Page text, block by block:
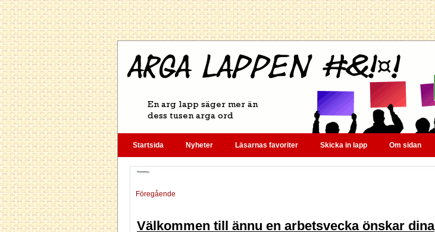
Startsida Nyheter Läsarnas favoriter Skicka in lapp Om sidan
Föregående
Välkommen till ännu en arbetsvecka önskar dina